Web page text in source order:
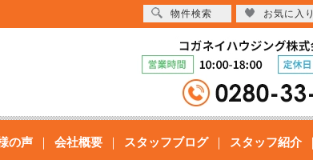
の声 会社概要 スタッフブログ スタッフ紹介
物件検索 お気に入り